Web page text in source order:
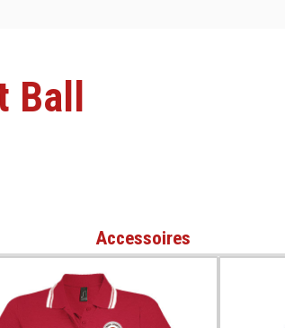
Accessoires